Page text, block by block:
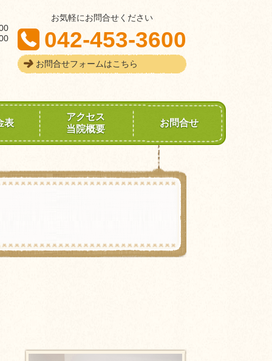
お気軽にお問合せください
042-453-3600
お問合せフォームはこちら
表
アクセス
当院概要
お問合せ